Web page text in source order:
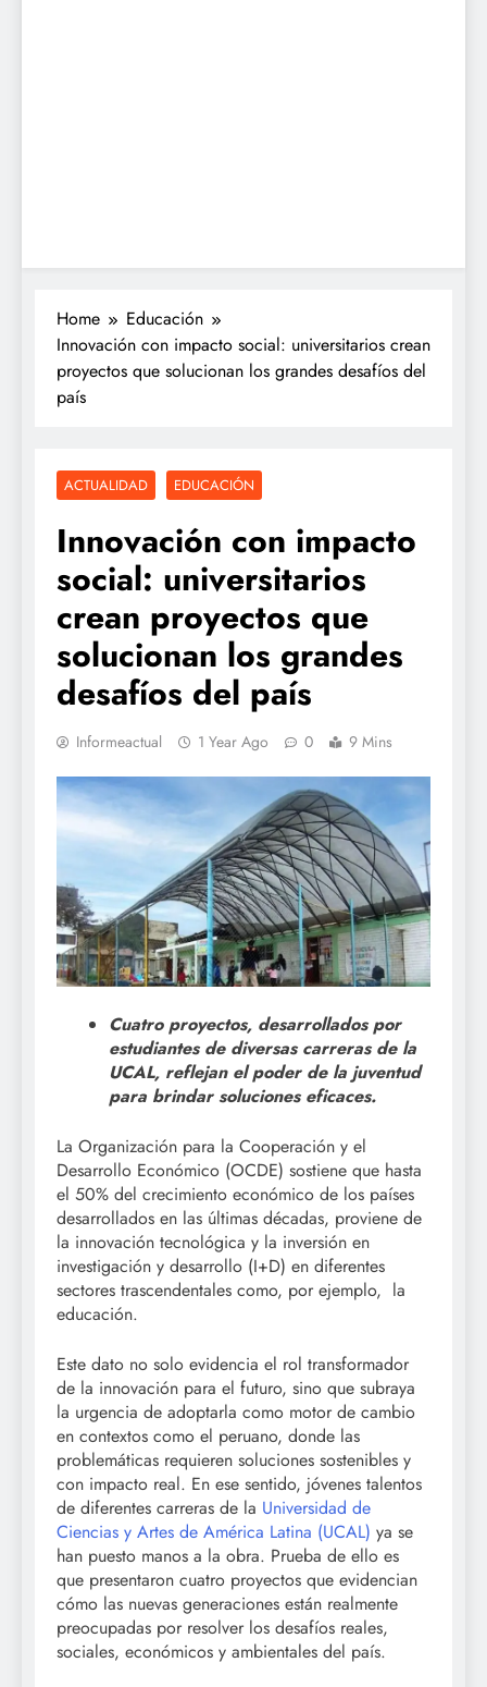
Home
Educación
Innovación con impacto social: universitarios crean
proyectos que solucionan los grandes desafíos del
país
ACTUALIDAD EDUCACIÓN
Innovación con impacto
social: universitarios
crean proyectos que
solucionan los grandes
desafíos del país
Informeactual 1 Year Ago 0 9 Mins
Cuatro proyectos, desarrollados por
estudiantes de diversas carreras de la
UCAL, reflejan el poder de la juventud
para brindar soluciones eficaces.
La Organización para la Cooperación y el
Desarrollo Económico (OCDE) sostiene que hasta
el 50% del crecimiento económico de los países
desarrollados en las últimas décadas, proviene de
la innovación tecnológica y la inversión en
investigación y desarrollo (I+D) en diferentes
sectores trascendentales como, por ejemplo, la
educación.
Este dato no solo evidencia el rol transformador
de la innovación para el futuro, sino que subraya
la urgencia de adoptarla como motor de cambio
en contextos como el peruano, donde las
problemáticas requieren soluciones sostenibles y
con impacto real. En ese sentido, jóvenes talentos
de diferentes carreras de la Universidad de
Ciencias y Artes de América Latina (UCAL) ya se
han puesto manos a la obra. Prueba de ello es
que presentaron cuatro proyectos que evidencian
cómo las nuevas generaciones están realmente
preocupadas por resolver los desafíos reales,
sociales, económicos y ambientales del país.